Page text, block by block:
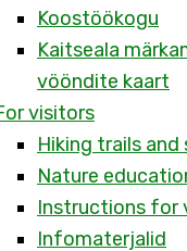
Koostöökogu
Kaitseala
vööndite kaart
visitors
Hiking trails and
Nature
Instructions for
Infomaterjalid